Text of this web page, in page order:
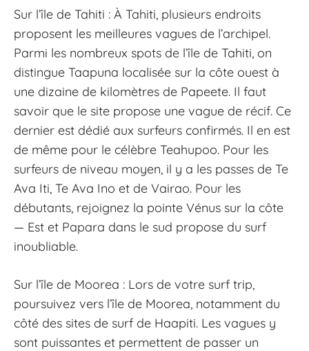
Sur l’île de Tahiti : À Tahiti, plusieurs endroits
proposent les meilleures vagues de l’archipel.
Parmi les nombreux spots de l’île de Tahiti, on
distingue Taapuna localisée sur la côte ouest à
une dizaine de kilomètres de Papeete. Il faut
savoir que le site propose une vague de récif. Ce
dernier est dédié aux surfeurs confirmés. Il en est
de même pour le célèbre Teahupoo. Pour les
surfeurs de niveau moyen, il y a les passes de Te
Ava Iti, Te Ava Ino et de Vairao. Pour les
débutants, rejoignez la pointe Vénus sur la côte
— Est et Papara dans le sud propose du surf
inoubliable.
Sur l’île de Moorea : Lors de votre surf trip,
poursuivez vers l’île de Moorea, notamment du
côté des sites de surf de Haapiti. Les vagues y
sont puissantes et permettent de passer un